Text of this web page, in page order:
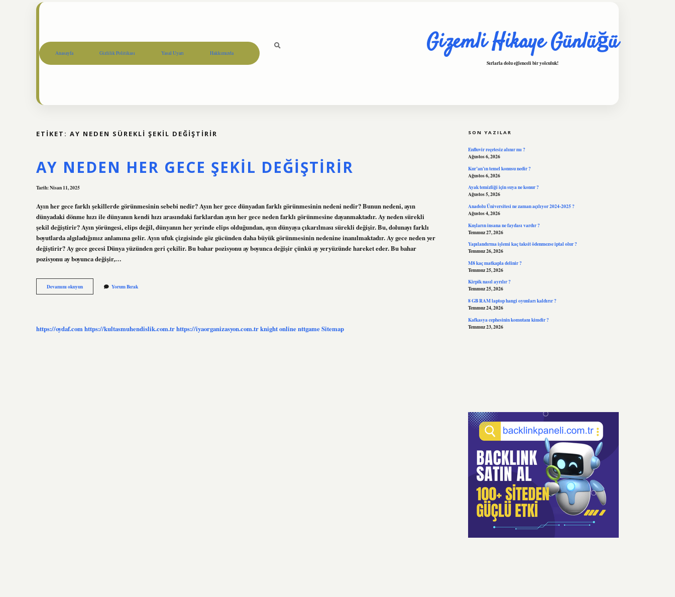
Anasayfa Gizlilik Politikası Yasal Uyarı Hakkımızda Gizemli Hikaye Günlüğü
Sırlarla dolu eğlenceli bir yolculuk!
ETIKET: AY NEDEN SÜREKLI ŞEKIL DEĞIŞTIRIR
AY NEDEN HER GECE ŞEKIL DEĞIŞTIRIR
Tarih: Nisan 11, 2025
Ayın her gece farklı şekillerde görünmesinin sebebi nedir? Ayın her gece dünyadan farklı görünmesinin nedeni nedir? Bunun nedeni, ayın
dünyadaki dönme hızı ile dünyanın kendi hızı arasındaki farklardan ayın her gece neden farklı görünmesine dayanmaktadır. Ay neden sürekli
şekil değiştirir? Ayın yörüngesi, elips değil, dünyanın her yerinde elips olduğundan, ayın dünyaya çıkarılması sürekli değişir. Bu, dolunayı farklı
boyutlarda algıladığımız anlamına gelir. Ayın ufuk çizgisinde göz gücünden daha büyük görünmesinin nedenine inanılmaktadır. Ay gece neden yer
değiştirir? Ay gece gecesi Dünya yüzünden geri çekilir. Bu bahar pozisyonu ay boyunca değişir çünkü ay yeryüzünde hareket eder. Bu bahar
pozisyonu ay boyunca değişir,…
Devamını okuyunAy
Neden
Yorum Bırak
https://oydaf.comhttps://kultasmuhendislik.com.trhttps://iyaorganizasyon.com.trknight onlinenttgameSitemap
SON YAZILAR
Enfluvir reçetesiz alınır mı ?
Ağustos 6, 2026
Kur’an’ın temel konusu nedir ?
Ağustos 6, 2026
Ayak temizliği için suya ne konur ?
Ağustos 5, 2026
Anadolu Üniversitesi ne zaman açılıyor 2024-2025 ?
Ağustos 4, 2026
Kuşların insana ne faydası vardır ?
Temmuz 27, 2026
Yapılandırma işlemi kaç taksit ödenmezse iptal olur ?
Temmuz 26, 2026
M8 kaç matkapla delinir ?
Temmuz 25, 2026
Kirpik nasıl ayrılır ?
Temmuz 25, 2026
8 GB RAM laptop hangi oyunları kaldırır ?
Temmuz 24, 2026
Kafkasya cephesinin komutanı kimdir ?
Temmuz 23, 2026